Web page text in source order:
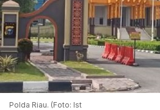
Polda Riau. (Foto: Ist